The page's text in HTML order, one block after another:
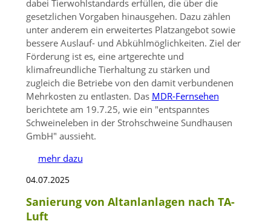
dabei Tierwohlstandards erfüllen, die über die
gesetzlichen Vorgaben hinausgehen. Dazu zählen
unter anderem ein erweitertes Platzangebot sowie
bessere Auslauf- und Abkühlmöglichkeiten. Ziel der
Förderung ist es, eine artgerechte und
klimafreundliche Tierhaltung zu stärken und
zugleich die Betriebe von den damit verbundenen
Mehrkosten zu entlasten. Das MDR-Fernsehen
berichtete am 19.7.25, wie ein entspanntes
Schweineleben in der Strohschweine Sundhausen
GmbH aussieht.
mehr dazu
04.07.2025
Sanierung von Altanlanlagen nach TA-
Luft